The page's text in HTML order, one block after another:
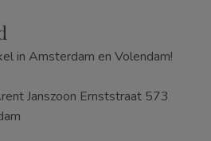
in Amsterdam en Volendam!
Janszoon Ernststraat 573